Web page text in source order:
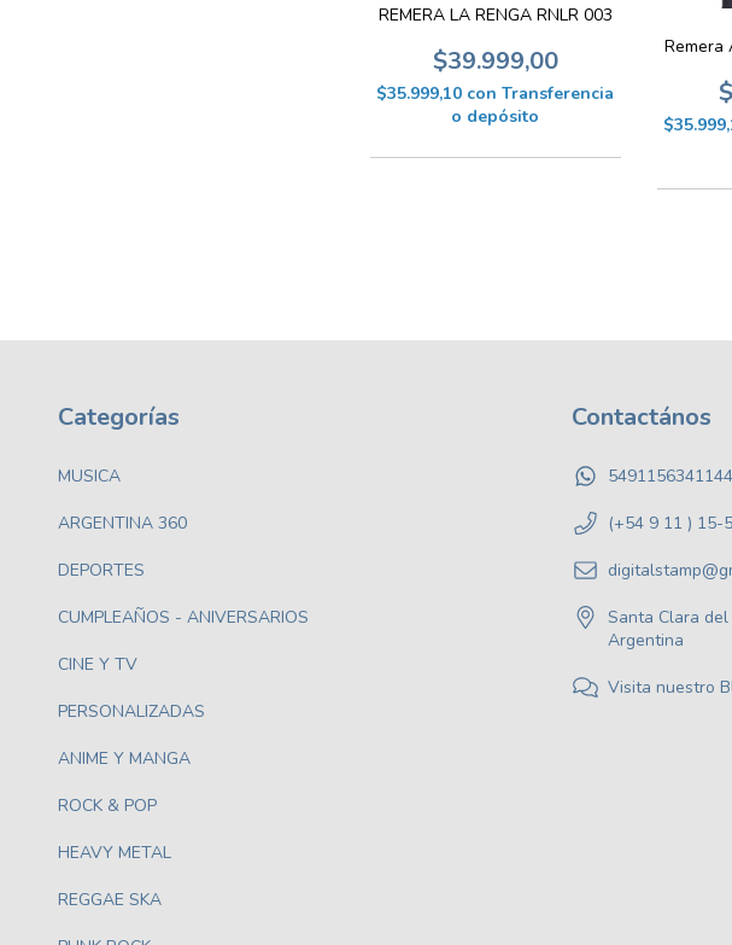
REMERA LA RENGA RNLR 003
$39.999,00
$35.999,10 con Transferencia
o depósito
Remera
Categorías
MUSICA
ARGENTINA 360
DEPORTES
CUMPLEAÑOS - ANIVERSARIOS
CINE Y TV
PERSONALIZADAS
ANIME Y MANGA
ROCK & POP
HEAVY METAL
REGGAE SKA
Contactános
5491156341144
(+54 9 11 ) 15-
Santa Clara del
Argentina
Visita nuestro